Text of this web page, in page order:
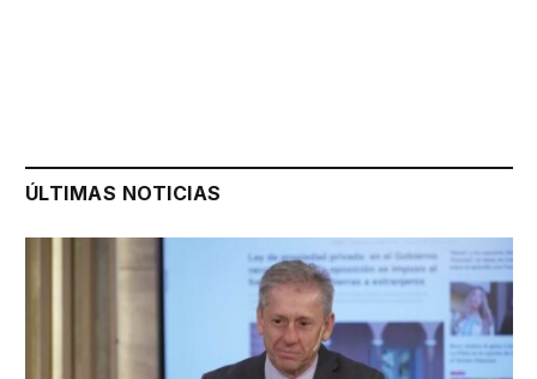
ÚLTIMAS NOTICIAS